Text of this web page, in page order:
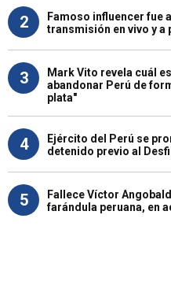
2
Famoso influencer fue
transmisión en vivo y a
3
Mark Vito revela cuál
abandonar Perú de
plata"
4
Ejército del Perú se
detenido previo al
5
Fallece Víctor
farándula peruana, en